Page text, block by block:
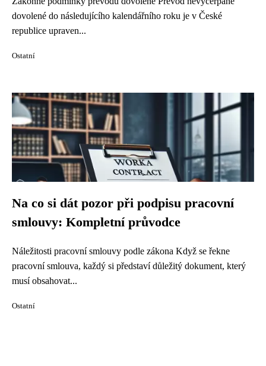
dovolené do následujícího kalendářního roku je v České
republice upraven...
Ostatní
Na co si dát pozor při podpisu pracovní
smlouvy: Kompletní průvodce
Náležitosti pracovní smlouvy podle zákona Když se řekne
pracovní smlouva, každý si představí důležitý dokument, který
musí obsahovat...
Ostatní